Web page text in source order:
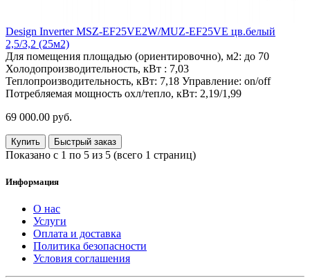
Design Inverter MSZ-EF25VE2W/MUZ-EF25VE цв.белый
2,5/3,2 (25м2)
Для помещения площадью (ориентировочно), м2: до 70
Холодопроизводительность, кВт : 7,03
Теплопроизводительность, кВт: 7,18 Управление: on/off
Потребляемая мощность охл/тепло, кВт: 2,19/1,99
69 000.00 руб.
Купить Быстрый заказ
Показано с 1 по 5 из 5 (всего 1 страниц)
Информация
О нас
Услуги
Оплата и доставка
Политика безопасности
Условия соглашения